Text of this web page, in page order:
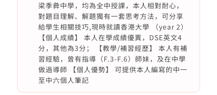
梁季彜中學，均為全中授課，本人相對耐心，
對題目理解、解題獨有一套思考方法，可分享
給學生相關技巧,現時就讀香港大學 （year 2）
【個人成績】 本人在學成績優異，DSE英文4
分，其他為3分； 【教學/補習經歷】 本人有補
習經驗，曾有指導（F.3-F.6）師妹，及在中學
做過導師 【個人優勢】 可提供本人編寫的中一
至中六個人筆記